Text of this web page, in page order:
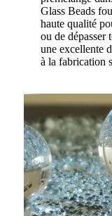
Glass Beads
haute qualité
ou de dépasser
une excellente
à la fabrication